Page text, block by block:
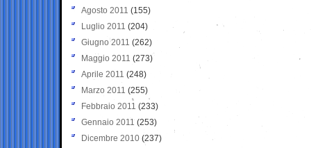
Agosto 2011 (155)
Luglio 2011 (204)
Giugno 2011 (262)
Maggio 2011 (273)
Aprile 2011 (248)
Marzo 2011 (255)
Febbraio 2011 (233)
Gennaio 2011 (253)
Dicembre 2010 (237)